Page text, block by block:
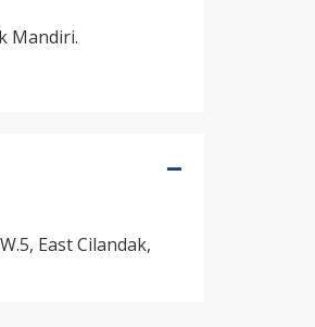
Mandiri.
East Cilandak,